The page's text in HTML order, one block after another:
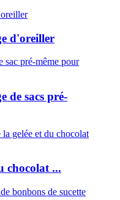
d'oreiller
de sacs pré-
chocolat ...